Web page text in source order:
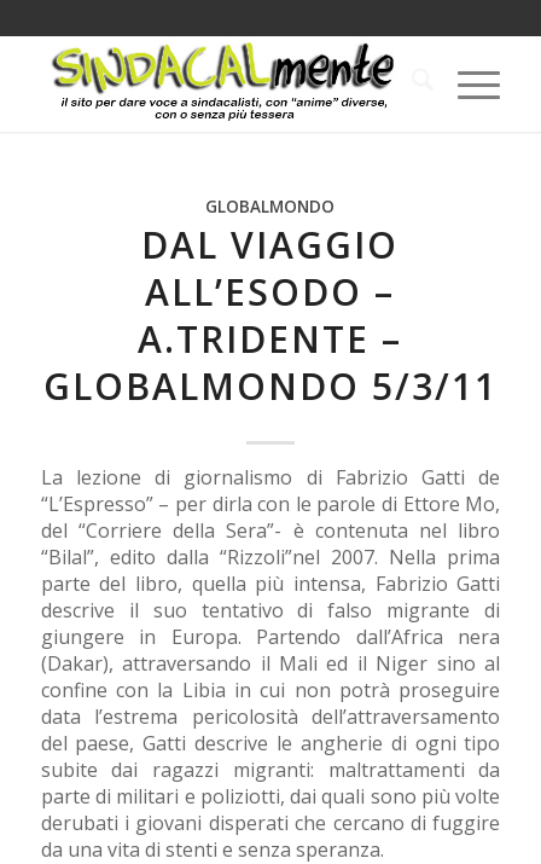
GLOBALMONDO
DAL VIAGGIO
ALL’ESODO –
A.TRIDENTE –
GLOBALMONDO 5/3/11
La lezione di giornalismo di Fabrizio Gatti de
“L’Espresso” – per dirla con le parole di Ettore Mo,
del “Corriere della Sera”- è contenuta nel libro
“Bilal”, edito dalla “Rizzoli”nel 2007. Nella prima
parte del libro, quella più intensa, Fabrizio Gatti
descrive il suo tentativo di falso migrante di
giungere in Europa. Partendo dall’Africa nera
(Dakar), attraversando il Mali ed il Niger sino al
confine con la Libia in cui non potrà proseguire
data l’estrema pericolosità dell’attraversamento
del paese, Gatti descrive le angherie di ogni tipo
subite dai ragazzi migranti: maltrattamenti da
parte di militari e poliziotti, dai quali sono più volte
derubati i giovani disperati che cercano di fuggire
da una vita di stenti e senza speranza.